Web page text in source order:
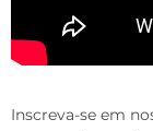
Inscreva-se em